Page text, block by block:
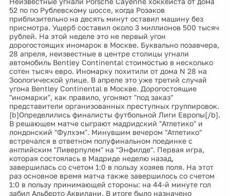
52 по по Рублевскому шоссе, когда Розаков
приблизительно на десять минут оставил машину без
присмотра. Ущерб составил около 3 миллионов 500 тысяч
рублей. На этой неделе это не первый угон
дорогостоящих иномарок в Москве. Буквально позавчера,
28 апреля, неизвестные в центре столицы угнали
автомобиль Bentley Continental стоимостью в несколько
сотен тысяч евро. Иномарку похитили от дома N 28 на
Зоологической улице. В апреле это уже третий случай
угона Bentley Continental в Москве. Дорогостоящие
"иномарки", как правило, угоняют "под заказ"
представители организованных преступных группировок.
[b]Определились финалисты футбольной Лиги Европы[/b].
В решающем матче сыграют мадридский "Атлетико" и
лондонский "Фулхэм". Минувшим вечером "Атлетико"
встречался в ответном полуфинальном поединке с
английским "Ливерпулем" на "Энфилде". Первая игра,
которая состоялась в Мадриде неделю назад,
завершилась со счетом 1:0 в пользу хозяев поля. На этот
раз основное время матча также завершилось со счетом
1:0 в пользу принимающей стороны: на 44-й минуте гол
забил Альберто Аквилани. В итоге было назначено